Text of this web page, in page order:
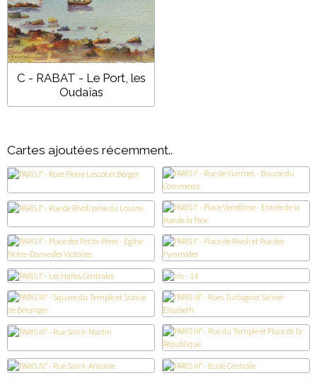
C - RABAT - Le Port, les
Oudaïas
Cartes ajoutées récemment..